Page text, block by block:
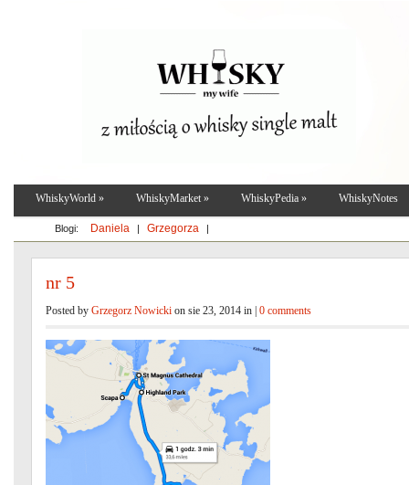
Blogi: Daniela | Grzegorza |
WhiskyWorld » WhiskyMarket » WhiskyPedia » WhiskyNotes
nr 5
Posted by Grzegorz Nowicki on sie 23, 2014 in | 0 comments